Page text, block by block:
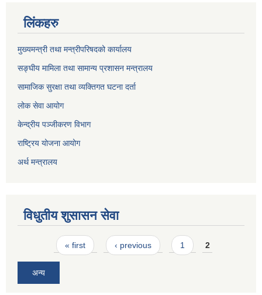
लिंकहरु
मुख्यमन्त्री तथा मन्त्रीपरिषदको कार्यालय
सङ्घीय मामिला तथा सामान्य प्रशासन मन्त्रालय
सामाजिक सुरक्षा तथा व्यक्तिगत घटना दर्ता
लोक सेवा आयोग
केन्द्रीय पञ्जीकरण विभाग
राष्ट्रिय योजना आयोग
अर्थ मन्त्रालय
विधुतीय शुसासन सेवा
Pages« first ‹ previous 1 2
अन्य